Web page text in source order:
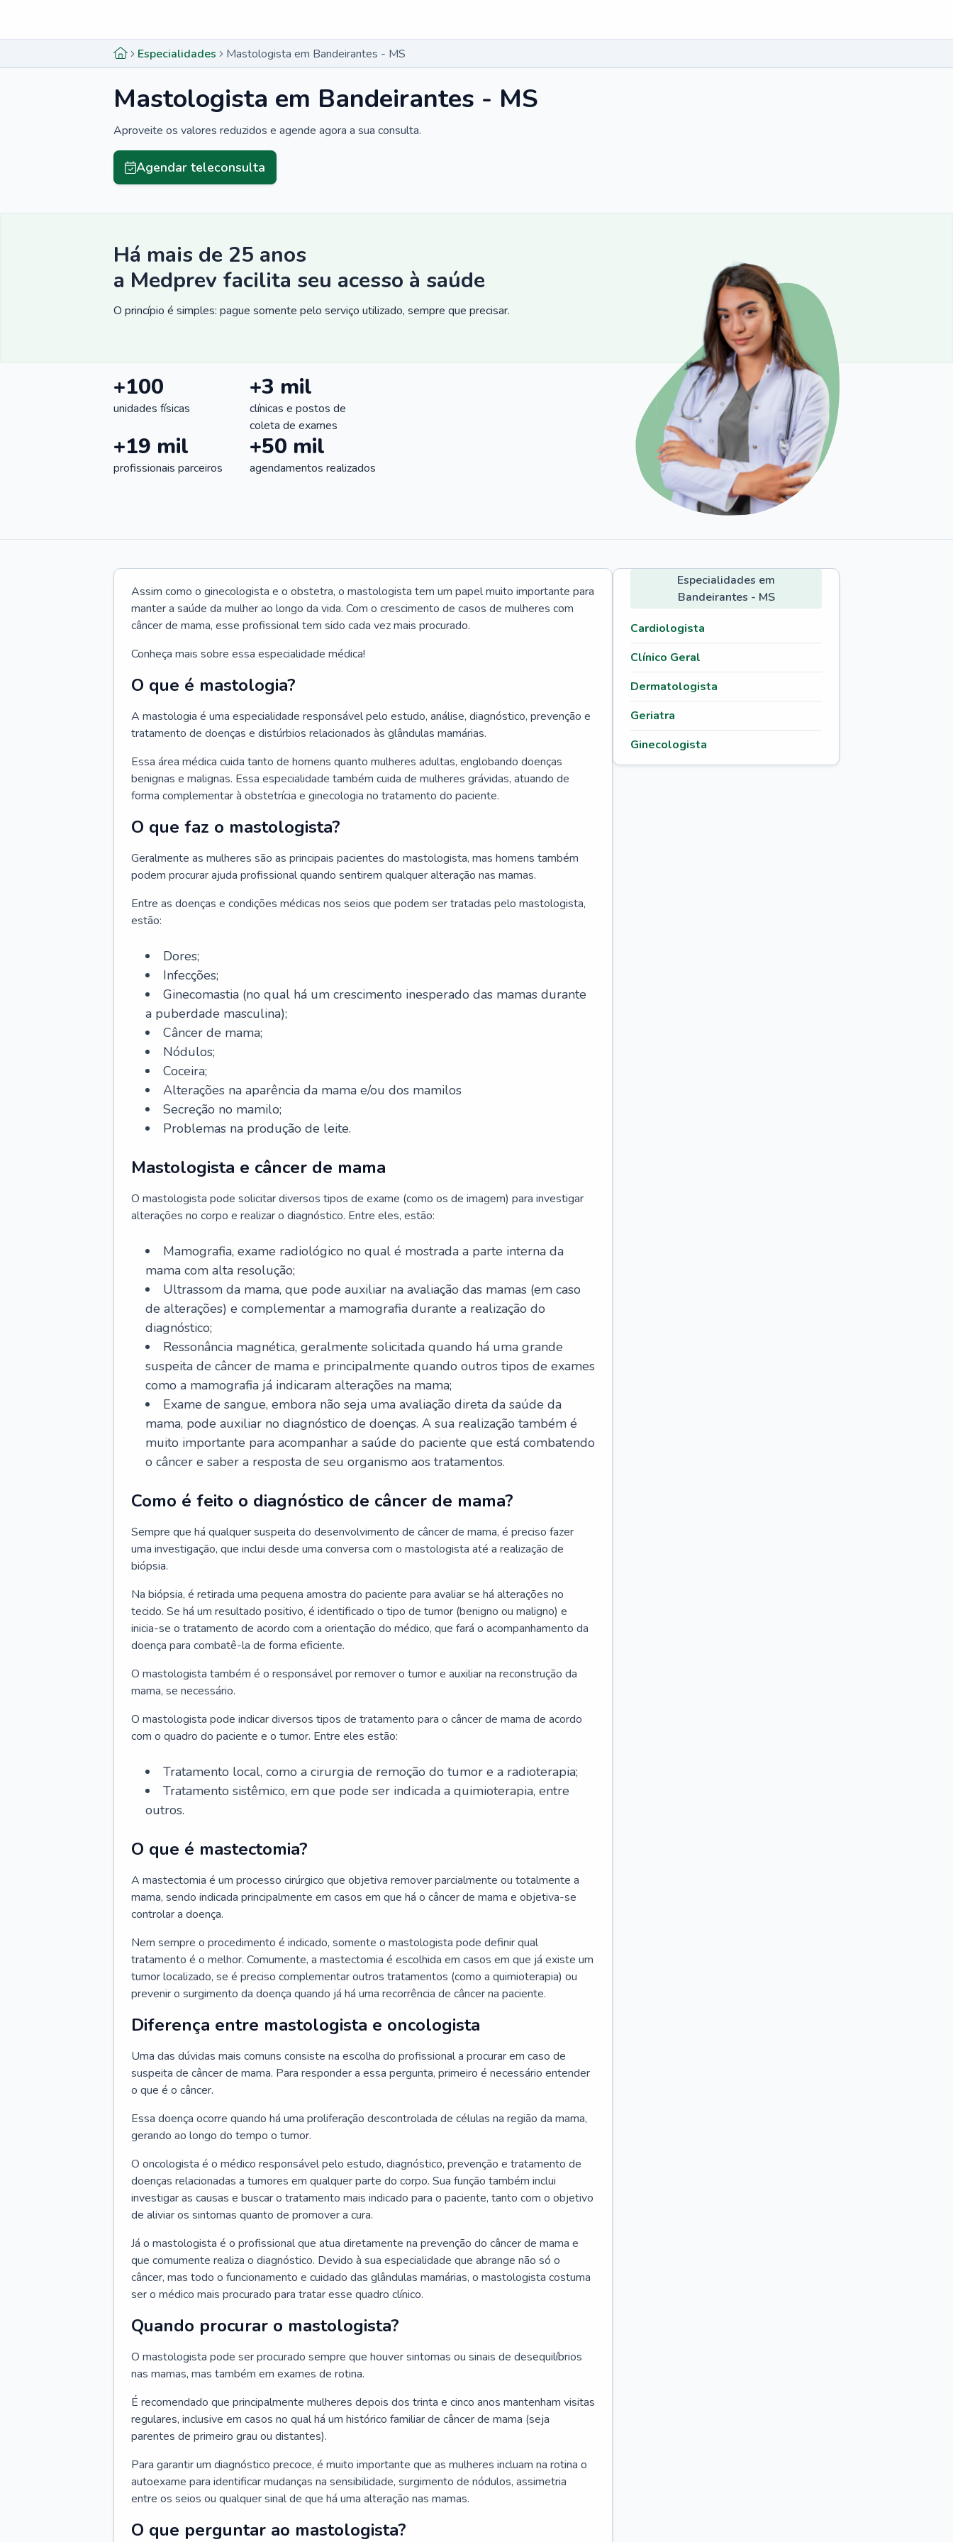
Especialidades Mastologista em Bandeirantes - MS
Mastologista em Bandeirantes - MS
Aproveite os valores reduzidos e agende agora a sua consulta.
Agendar teleconsulta
Há mais de 25 anos
a Medprev facilita seu acesso à saúde
O princípio é simples: pague somente pelo serviço utilizado, sempre que precisar.
+100
unidades físicas
+3 mil
clínicas e postos de
coleta de exames
+19 mil
profissionais parceiros
+50 mil
agendamentos realizados
Assim como o ginecologista e o obstetra, o mastologista tem um papel muito importante para
manter a saúde da mulher ao longo da vida. Com o crescimento de casos de mulheres com
câncer de mama, esse profissional tem sido cada vez mais procurado.
Conheça mais sobre essa especialidade médica!
O que é mastologia?
A mastologia é uma especialidade responsável pelo estudo, análise, diagnóstico, prevenção e
tratamento de doenças e distúrbios relacionados às glândulas mamárias.
Essa área médica cuida tanto de homens quanto mulheres adultas, englobando doenças
benignas e malignas. Essa especialidade também cuida de mulheres grávidas, atuando de
forma complementar à obstetrícia e ginecologia no tratamento do paciente.
O que faz o mastologista?
Geralmente as mulheres são as principais pacientes do mastologista, mas homens também
podem procurar ajuda profissional quando sentirem qualquer alteração nas mamas.
Entre as doenças e condições médicas nos seios que podem ser tratadas pelo mastologista,
estão:
Dores;
Infecções;
Ginecomastia (no qual há um crescimento inesperado das mamas durante
a puberdade masculina);
Câncer de mama;
Nódulos;
Coceira;
Alterações na aparência da mama e/ou dos mamilos
Secreção no mamilo;
Problemas na produção de leite.
Mastologista e câncer de mama
O mastologista pode solicitar diversos tipos de exame (como os de imagem) para investigar
alterações no corpo e realizar o diagnóstico. Entre eles, estão:
Mamografia, exame radiológico no qual é mostrada a parte interna da
mama com alta resolução;
Ultrassom da mama, que pode auxiliar na avaliação das mamas (em caso
de alterações) e complementar a mamografia durante a realização do
diagnóstico;
Ressonância magnética, geralmente solicitada quando há uma grande
suspeita de câncer de mama e principalmente quando outros tipos de exames
como a mamografia já indicaram alterações na mama;
Exame de sangue, embora não seja uma avaliação direta da saúde da
mama, pode auxiliar no diagnóstico de doenças. A sua realização também é
muito importante para acompanhar a saúde do paciente que está combatendo
o câncer e saber a resposta de seu organismo aos tratamentos.
Como é feito o diagnóstico de câncer de mama?
Sempre que há qualquer suspeita do desenvolvimento de câncer de mama, é preciso fazer
uma investigação, que inclui desde uma conversa com o mastologista até a realização de
biópsia.
Na biópsia, é retirada uma pequena amostra do paciente para avaliar se há alterações no
tecido. Se há um resultado positivo, é identificado o tipo de tumor (benigno ou maligno) e
inicia-se o tratamento de acordo com a orientação do médico, que fará o acompanhamento da
doença para combatê-la de forma eficiente.
O mastologista também é o responsável por remover o tumor e auxiliar na reconstrução da
mama, se necessário.
O mastologista pode indicar diversos tipos de tratamento para o câncer de mama de acordo
com o quadro do paciente e o tumor. Entre eles estão:
Tratamento local, como a cirurgia de remoção do tumor e a radioterapia;
Tratamento sistêmico, em que pode ser indicada a quimioterapia, entre
outros.
O que é mastectomia?
A mastectomia é um processo cirúrgico que objetiva remover parcialmente ou totalmente a
mama, sendo indicada principalmente em casos em que há o câncer de mama e objetiva-se
controlar a doença.
Nem sempre o procedimento é indicado, somente o mastologista pode definir qual
tratamento é o melhor. Comumente, a mastectomia é escolhida em casos em que já existe um
tumor localizado, se é preciso complementar outros tratamentos (como a quimioterapia) ou
prevenir o surgimento da doença quando já há uma recorrência de câncer na paciente.
Diferença entre mastologista e oncologista
Uma das dúvidas mais comuns consiste na escolha do profissional a procurar em caso de
suspeita de câncer de mama. Para responder a essa pergunta, primeiro é necessário entender
o que é o câncer.
Essa doença ocorre quando há uma proliferação descontrolada de células na região da mama,
gerando ao longo do tempo o tumor.
O oncologista é o médico responsável pelo estudo, diagnóstico, prevenção e tratamento de
doenças relacionadas a tumores em qualquer parte do corpo. Sua função também inclui
investigar as causas e buscar o tratamento mais indicado para o paciente, tanto com o objetivo
de aliviar os sintomas quanto de promover a cura.
Já o mastologista é o profissional que atua diretamente na prevenção do câncer de mama e
que comumente realiza o diagnóstico. Devido à sua especialidade que abrange não só o
câncer, mas todo o funcionamento e cuidado das glândulas mamárias, o mastologista costuma
ser o médico mais procurado para tratar esse quadro clínico.
Quando procurar o mastologista?
O mastologista pode ser procurado sempre que houver sintomas ou sinais de desequilíbrios
nas mamas, mas também em exames de rotina.
É recomendado que principalmente mulheres depois dos trinta e cinco anos mantenham visitas
regulares, inclusive em casos no qual há um histórico familiar de câncer de mama (seja
parentes de primeiro grau ou distantes).
Para garantir um diagnóstico precoce, é muito importante que as mulheres incluam na rotina o
autoexame para identificar mudanças na sensibilidade, surgimento de nódulos, assimetria
entre os seios ou qualquer sinal de que há uma alteração nas mamas.
O que perguntar ao mastologista?
Especialidades em
Bandeirantes - MS
Cardiologista
Clínico Geral
Dermatologista
Geriatra
Ginecologista